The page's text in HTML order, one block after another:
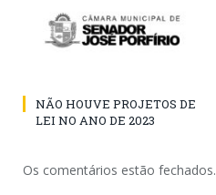
NÃO HOUVE PROJETOS DE
LEI NO ANO DE 2023
Os comentários estão fechados.